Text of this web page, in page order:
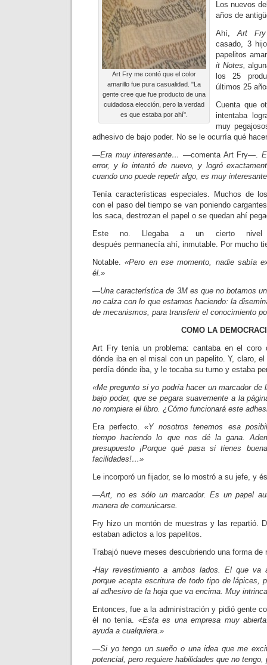
Art Fry me contó que el color
amarillo fue pura casualidad. "La
gente cree que fue producto de una
cuidadosa elección, pero la verdad
es que estaba por ahí".
Los nuevos
años de
Ahí,Art Fry
casado, 3
papelitos
it Notes,
los 25
últimos 25
Cuenta que
intentaba
muy
adhesivo de bajo poder. No se le ocurría qué
—Era muy interesante… —co­menta Art Fry—.
error, y lo intentó de nuevo, y logró
cuando uno puede repetir algo, es muy
Tenía características especiales. Muchos de
con el paso del tiempo se van poniendo
los saca, destrozan el papel o se quedan ahí
Este no. Llegaba a un cierto nivel
después permanecía ahí, inmutable. Por mucho
Notable.«Pero en ese momento, na­die sabía
él.»
—Una característica de 3M es que no botamos
no calza con lo que estamos haciendo: la
de mecanis­mos, para transferir el conocimiento
COMO LA
Art Fry tenía un problema: canta­ba en el coro
dónde iba en el misal con un papelito. Y, claro,
perdía dónde iba, y le tocaba su turno y estaba
«Me pregunto si yo podría hacer un marcador de
bajo poder, que se pegara suavemente a la
no rompiera el libro. ¿Cómo funcionará este
Era perfecto.«Y nosotros tenemos esa
tiempo haciendo lo que nos dé la gana.
presupuesto ¡Porque qué pasa si tienes
facilidades!…»
Le incorporó un fijador, se lo mostró a su jefe, y
—Art, no es sólo un marcador. Es un papel
manera de comunicarse.
Fry hizo un montón de muestras y las repartió.
estaban adictos a los papelitos.
Trabajó nueve meses descubriendo una forma de
-Hay revestimiento a ambos lados. El que va
porque acepta escritura de todo tipo de lápices,
al adhesivo de la hoja que va encima. Muy
Entonces, fue a la administración y pidió gente
él no tenía. «Esta es una empresa muy
ayuda a cualquiera.»
—Si yo tengo un sueño o una idea que me
potencial, pero requiere habilidades que no